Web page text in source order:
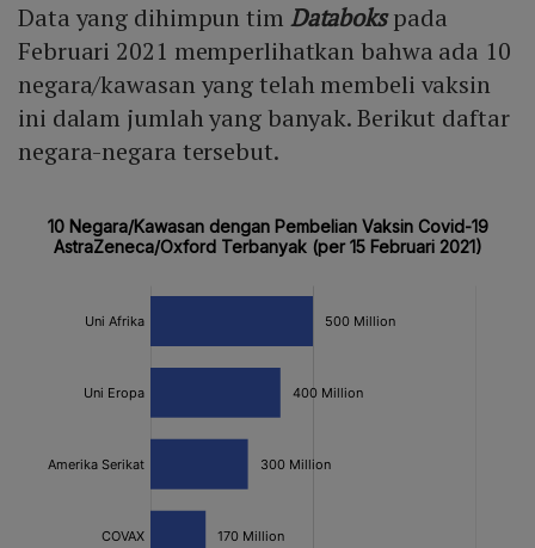
Data yang dihimpun tim Databokspada
Februari 2021 memperlihatkan bahwa ada 10
negara/kawasan yang telah membeli vaksin
ini dalam jumlah yang banyak. Berikut daftar
negara-negara tersebut.